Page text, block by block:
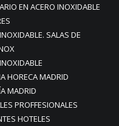
EN ACERO INOXIDABLE
SALAS DE
HORECA MADRID
MADRID
PROFFESIONALES
HOTELES